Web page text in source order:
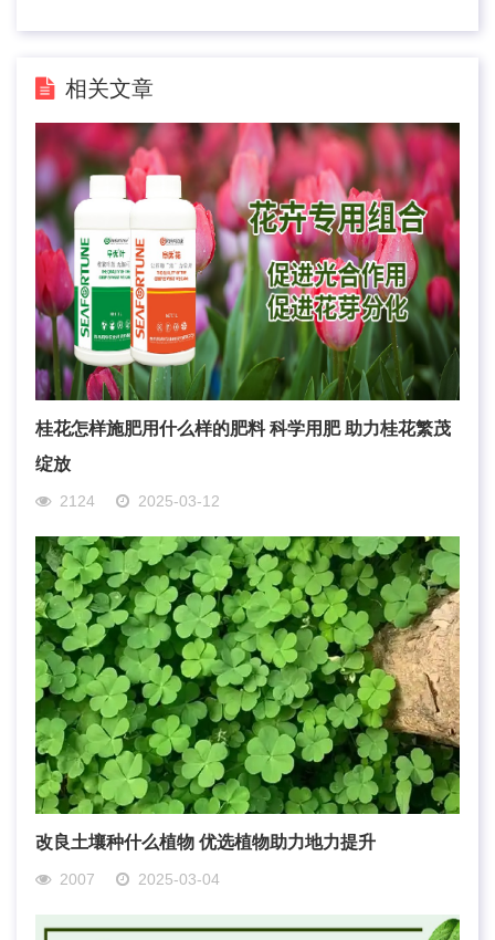
相关文章
桂花怎样施肥用什么样的肥料 科学用肥 助力桂花繁茂
绽放
2124 2025-03-12
改良土壤种什么植物 优选植物助力地力提升
2007 2025-03-04